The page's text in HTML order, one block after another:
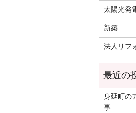
太陽光発
新築
法人リフ
身延町の
事